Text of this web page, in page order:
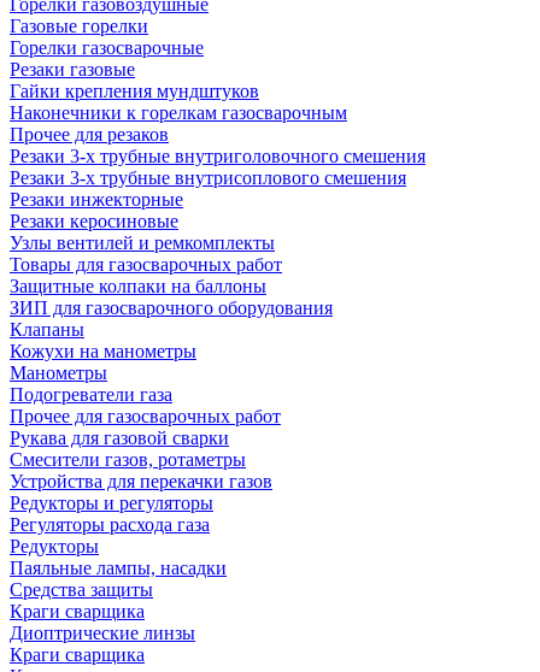
Горелки газовоздушные
Газовые горелки
Горелки газосварочные
Резаки газовые
Гайки крепления мундштуков
Наконечники к горелкам газосварочным
Прочее для резаков
Резаки 3-х трубные внутриголовочного смешения
Резаки 3-х трубные внутрисоплового смешения
Резаки инжекторные
Резаки керосиновые
Узлы вентилей и ремкомплекты
Товары для газосварочных работ
Защитные колпаки на баллоны
ЗИП для газосварочного оборудования
Клапаны
Кожухи на манометры
Манометры
Подогреватели газа
Прочее для газосварочных работ
Рукава для газовой сварки
Смесители газов, ротаметры
Устройства для перекачки газов
Редукторы и регуляторы
Регуляторы расхода газа
Редукторы
Паяльные лампы, насадки
Средства защиты
Краги сварщика
Диоптрические линзы
Краги сварщика